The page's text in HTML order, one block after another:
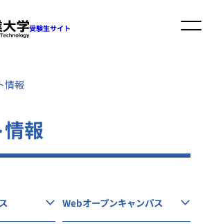
受験生サイト
情報
報
Webオープンキャンパス